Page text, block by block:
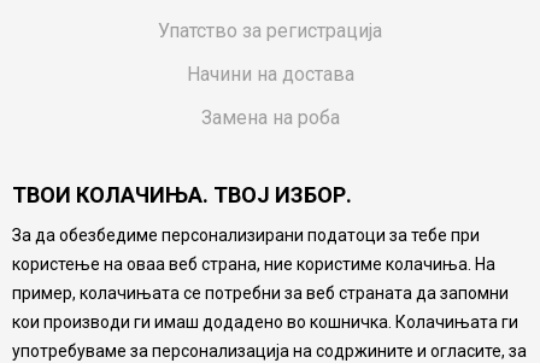
Упатство за регистрација
Начини на достава
Замена на роба
Ваучери
Product Finder
FAQs
Настојуваме да бидеме што попрецизни во описот на
ТВОИ КОЛАЧИЊА. ТВОЈ ИЗБОР.
За да обезбедиме персонализирани податоци за тебе при
користење на оваа веб страна, ние користиме колачиња. На
пример, колачињата се потребни за веб страната да запомни
кои производи ги имаш додадено во кошничка. Колачињата ги
употребуваме за персонализација на содржините и огласите, за